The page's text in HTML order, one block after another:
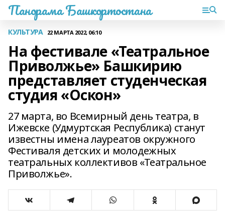
Панорама Башкортостана
КУЛЬТУРА 22 МАРТА 2022, 06:10
На фестивале «Театральное
Приволжье» Башкирию
представляет студенческая
студия «Оскон»
27 марта, во Всемирный день театра, в
Ижевске (Удмуртская Республика) станут
известны имена лауреатов окружного
Фестиваля детских и молодежных
театральных коллективов «Театральное
Приволжье».